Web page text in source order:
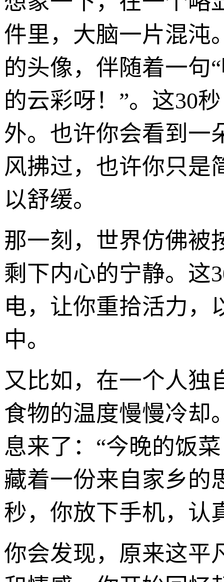
件里，大脑一片混沌
的头像，伴随着一句
的云彩呀！”。这30
外。也许你会看到一
风拂过，也许你只是
以舒缓。
那一刻，世界仿佛被
剩下内心的宁静。这
电，让你重拾活力，
中。
又比如，在一个人独
食物的温度慢慢冷却
息来了：“今晚的饭
藏着一份来自家乡的
秒，你放下手机，认
你会发现，原来这平